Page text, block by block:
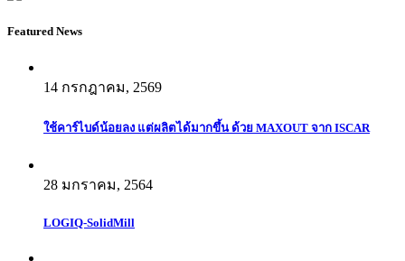
Featured News
14 กรกฎาคม, 2569
ใช้คาร์ไบด์น้อยลง แต่ผลิตได้มากขึ้น ด้วย MAXOUT จาก ISCAR
28 มกราคม, 2564
LOGIQ-SolidMill